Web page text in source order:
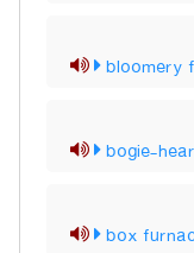
bloomery
bogie-
box